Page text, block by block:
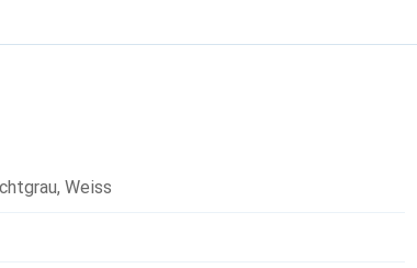
, Weiss